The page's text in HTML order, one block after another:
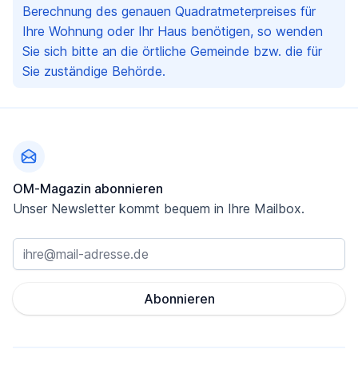
Berechnung des genauen Quadratmeterpreises für
Ihre Wohnung oder Ihr Haus benötigen, so wenden
Sie sich bitte an die örtliche Gemeinde bzw. die für
Sie zuständige Behörde.
OM-Magazin abonnieren
Unser Newsletter kommt bequem in Ihre Mailbox.
Abonnieren